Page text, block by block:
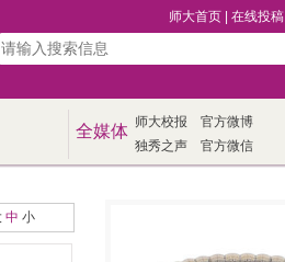
师大首页 在线投稿
全媒体 师大校报
官方微博
独秀之声
官方微信
中 小